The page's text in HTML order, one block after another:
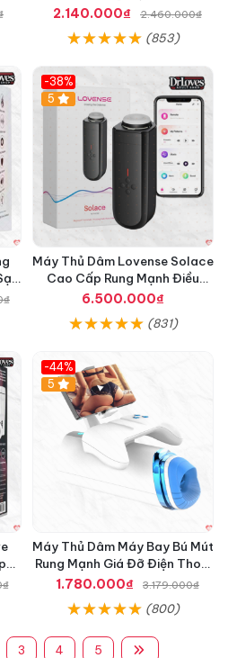
Massage Êm Ái
2.140.000₫ 2.460.000₫
(853)
-38%
Hot
5
Máy Thủ Dâm Lovense Solace
Cao Cấp Rung Mạnh Điều
Khiển App
6.500.000₫
(831)
-44%
Hot
5
Máy Thủ Dâm Máy Bay Bú Mút
Rung Mạnh Giá Đỡ Điện Thoại
Chính Hãng
1.780.000₫ 3.179.000₫
(800)
3 4 5